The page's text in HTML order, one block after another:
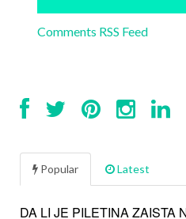
Comments RSS Feed
Popular Latest
DA LI JE PILETINA ZAISTA